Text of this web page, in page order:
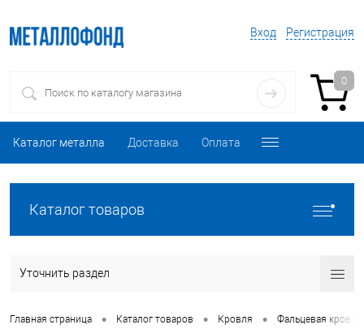
Вход Регистрация
0
Каталог металла Доставка Оплата
Каталог товаров
Уточнить раздел
Главная страница • Каталог товаров • Кровля • Фальцевая кровля